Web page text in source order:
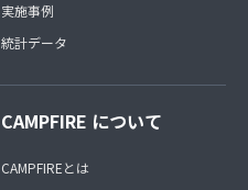
実施事例
統計データ
CAMPFIRE について
CAMPFIREとは